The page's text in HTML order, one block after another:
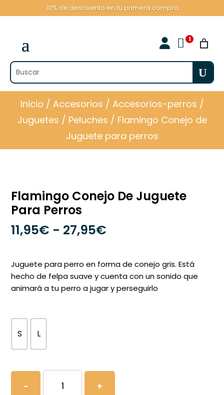
10% de descuento en tu primera compra

Inicio / Accesorios / Accesorios-perros /
Juguetes / Peluches / Flamingo Conejo de
Juguete para perros
Flamingo Conejo De Juguete
Para Perros
11,95€ - 27,95€
precios:
desde
11,95€
Juguete para perro en forma de conejo gris. Está
hecho de felpa suave y cuenta con un sonido que
animará a tu perro a jugar y perseguirlo
S L
-
Flamingo
+